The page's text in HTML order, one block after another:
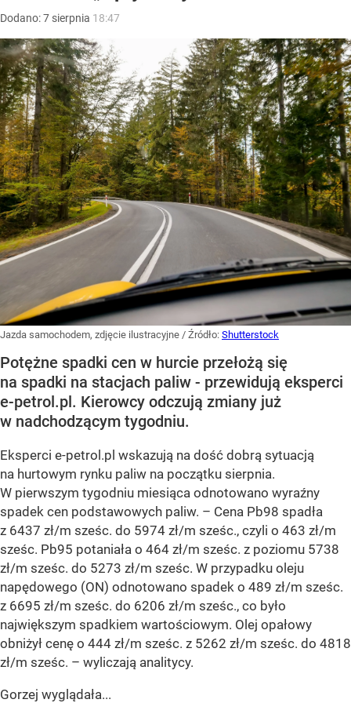
Dodano:7 sierpnia 18:47
Jazda samochodem, zdjęcie ilustracyjne / Źródło: Shutterstock
Potężne spadki cen w hurcie przełożą się
na spadki na stacjach paliw - przewidują eksperci
e-petrol.pl. Kierowcy odczują zmiany już
w nadchodzącym tygodniu.
Eksperci e-petrol.pl wskazują na dość dobrą sytuacją
na hurtowym rynku paliw na początku sierpnia.
W pierwszym tygodniu miesiąca odnotowano wyraźny
spadek cen podstawowych paliw. – Cena Pb98 spadła
z 6437 zł/m sześc. do 5974 zł/m sześc., czyli o 463 zł/m
sześc. Pb95 potaniała o 464 zł/m sześc. z poziomu 5738
zł/m sześc. do 5273 zł/m sześc. W przypadku oleju
napędowego (ON) odnotowano spadek o 489 zł/m sześc.
z 6695 zł/m sześc. do 6206 zł/m sześc., co było
największym spadkiem wartościowym. Olej opałowy
obniżył cenę o 444 zł/m sześc. z 5262 zł/m sześc. do 4818
zł/m sześc. – wyliczają analitycy.
Gorzej wyglądała...